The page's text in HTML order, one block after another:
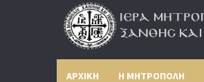
ΑΡΧΙΚΗ Η ΜΗΤΡΟΠΟΛΗ